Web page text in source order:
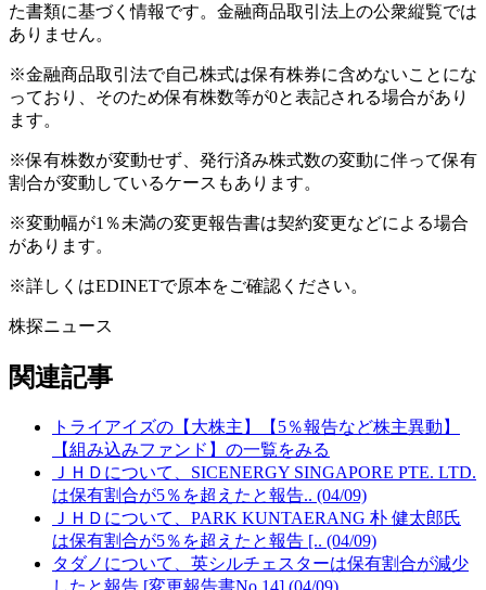
た書類に基づく情報です。金融商品取引法上の公衆縦覧では
ありません。
※金融商品取引法で自己株式は保有株券に含めないことにな
っており、そのため保有株数等が0と表記される場合があり
ます。
※保有株数が変動せず、発行済み株式数の変動に伴って保有
割合が変動しているケースもあります。
※変動幅が1％未満の変更報告書は契約変更などによる場合
があります。
※詳しくはEDINETで原本をご確認ください。
株探ニュース
関連記事
トライアイズの【大株主】【5％報告など株主異動】
【組み込みファンド】の一覧をみる
ＪＨＤについて、SICENERGY SINGAPORE PTE. LTD.
は保有割合が5％を超えたと報告.. (04/09)
ＪＨＤについて、PARK KUNTAERANG 朴 健太郎氏
は保有割合が5％を超えたと報告 [.. (04/09)
タダノについて、英シルチェスターは保有割合が減少